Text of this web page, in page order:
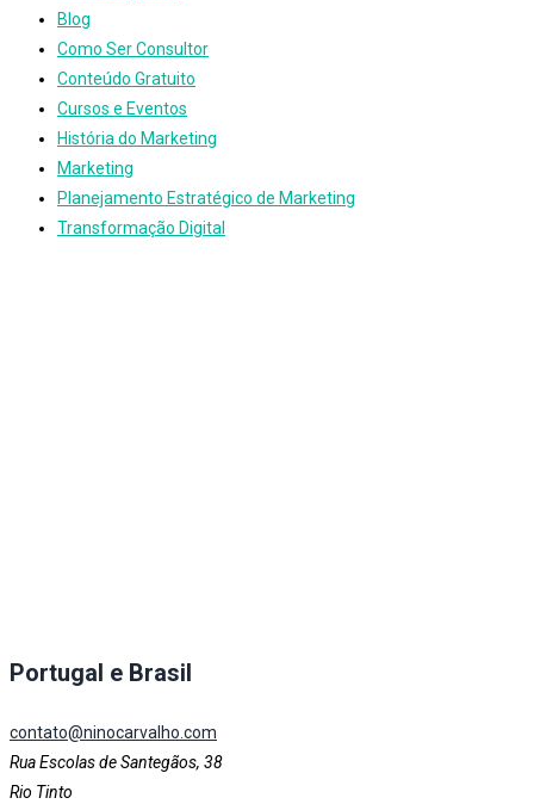
Blog
Como Ser Consultor
Conteúdo Gratuito
Cursos e Eventos
História do Marketing
Marketing
Planejamento Estratégico de Marketing
Transformação Digital
Portugal e Brasil
contato@ninocarvalho.com
Rua Escolas de Santegãos, 38
Rio Tinto